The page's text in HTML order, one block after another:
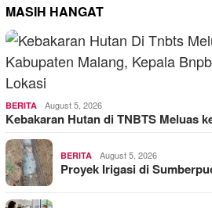
MASIH HANGAT
BERITA August 5, 2026
Kebakaran Hutan di TNBTS Meluas
BERITA August 5, 2026
Proyek Irigasi di